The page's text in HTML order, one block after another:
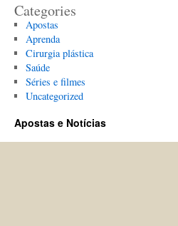
Categories
Apostas
Aprenda
Cirurgia plástica
Saúde
Séries e filmes
Uncategorized
Apostas e Notícias